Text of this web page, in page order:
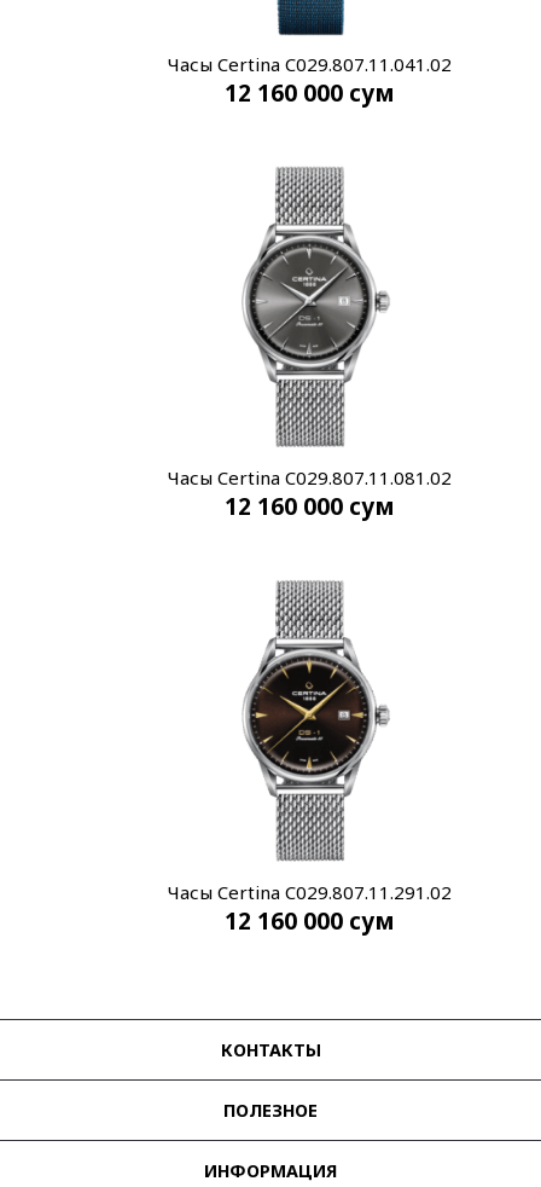
Часы Certina C029.807.11.041.02
12 160 000 сум
Часы Certina C029.807.11.081.02
12 160 000 сум
Часы Certina C029.807.11.291.02
12 160 000 сум
КОНТАКТЫ
ПОЛЕЗНОЕ
ИНФОРМАЦИЯ